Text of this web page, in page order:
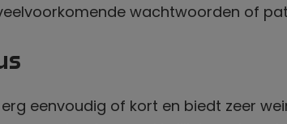
wachtwoorden of
eenvoudig of kort en biedt zeer